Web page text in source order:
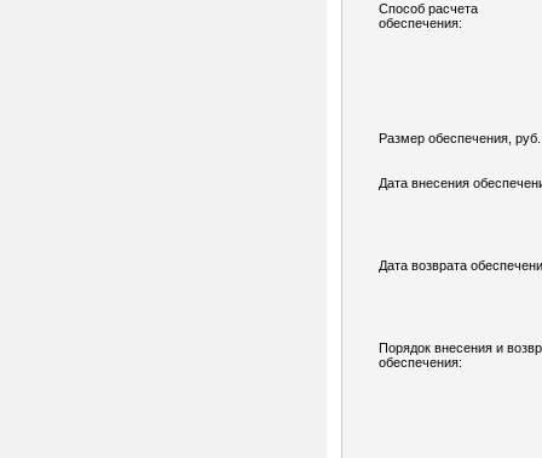
Способ расчета
обеспечения:
Размер обеспечения,
Дата внесения
Дата возврата
Порядок внесения и
обеспечения: